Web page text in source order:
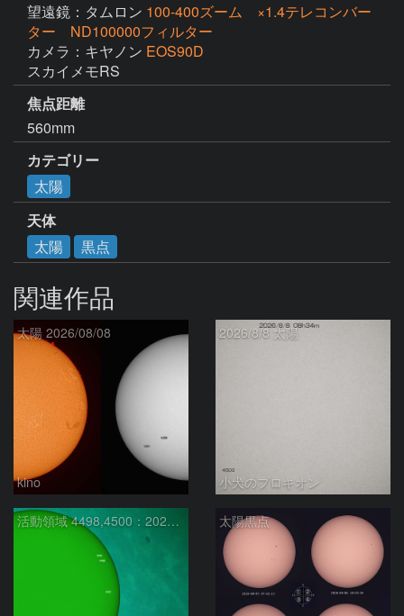
望遠鏡：タムロン 100-400ズーム ×1.4テレコンバー
ター ND100000フィルター
カメラ：キヤノン EOS90D
スカイメモRS
焦点距離
560mm
カテゴリー
太陽
天体
太陽
黒点
関連作品
太陽 2026/08/08
kino
2026/8/8 太陽
小犬のプロキオン
活動領域 4498,4500：2026/08/08 太陽黒点